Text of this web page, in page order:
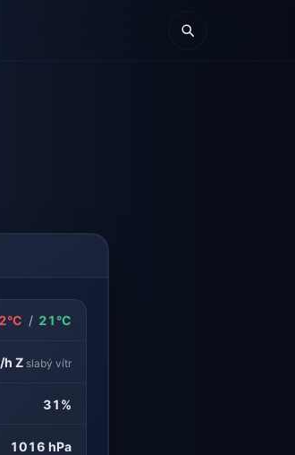
/ 21°C
h Z slabý vítr
31%
1016 hPa